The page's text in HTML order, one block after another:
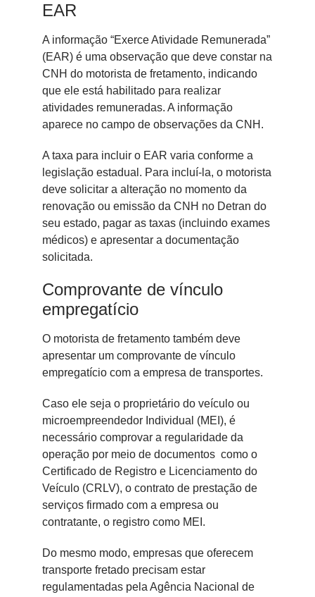
EAR
A informação “Exerce Atividade Remunerada”
(EAR) é uma observação que deve constar na
CNH do motorista de fretamento, indicando
que ele está habilitado para realizar
atividades remuneradas. A informação
aparece no campo de observações da CNH.
A taxa para incluir o EAR varia conforme a
legislação estadual. Para incluí-la, o motorista
deve solicitar a alteração no momento da
renovação ou emissão da CNH no Detran do
seu estado, pagar as taxas (incluindo exames
médicos) e apresentar a documentação
solicitada.
Comprovante de vínculo
empregatício
O motorista de fretamento também deve
apresentar um comprovante de vínculo
empregatício com a empresa de transportes.
Caso ele seja o proprietário do veículo ou
microempreendedor Individual (MEI), é
necessário comprovar a regularidade da
operação por meio de documentos como o
Certificado de Registro e Licenciamento do
Veículo (CRLV), o contrato de prestação de
serviços firmado com a empresa ou
contratante, o registro como MEI.
Do mesmo modo, empresas que oferecem
transporte fretado precisam estar
regulamentadas pela Agência Nacional de